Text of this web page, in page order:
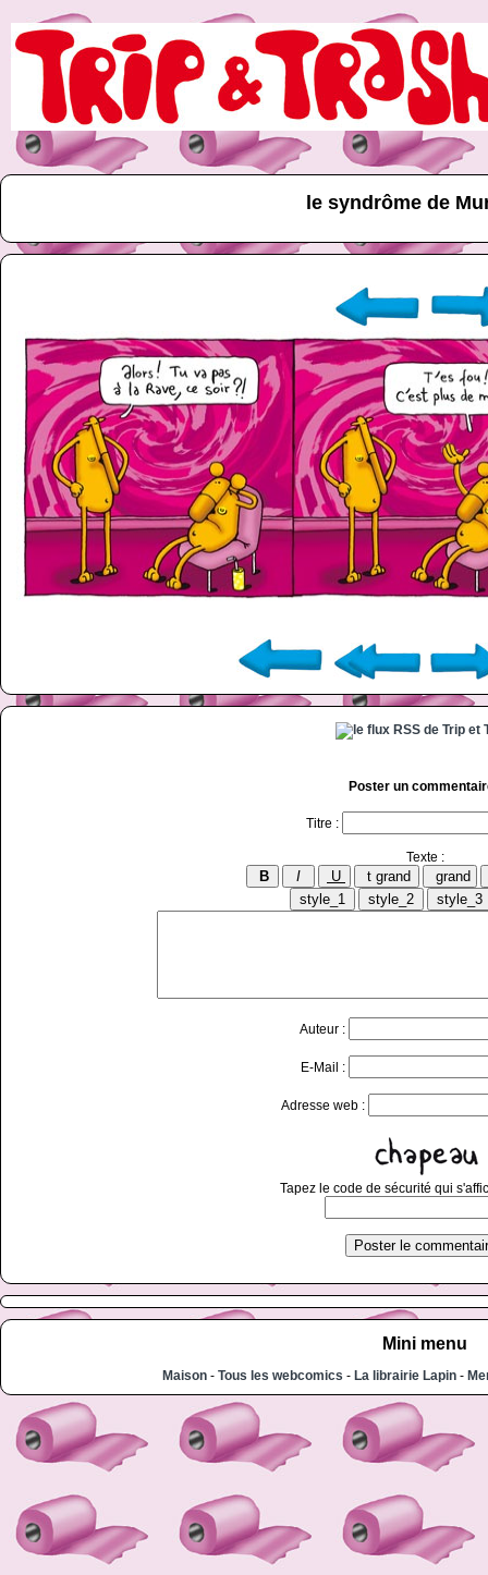
le syndrôme de
Poster un
Titre :
Texte :
Auteur :
E-Mail :
Adresse web :
Tapez le code de sécurité qui
Mini menu
Maison- Tous les webcomics - La librairie Lapin-